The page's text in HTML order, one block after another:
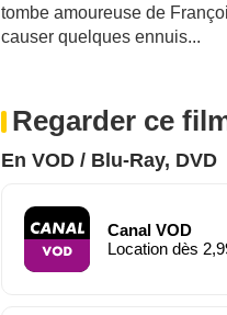
tombe amoureuse de
causer quelques ennuis...
Regarder ce
En VOD / Blu-Ray, DVD
Canal VOD
Location dès